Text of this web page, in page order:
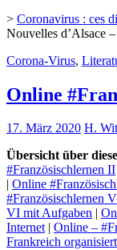
> Coronavirus : ces
Nouvelles d’Alsace
Corona-Virus,
Online
17. März 2020 H.
Übersicht über
#Französischlernen II
| Online
#Französischlernen
VI mit Aufgaben |
Internet| Online –
Frankreich